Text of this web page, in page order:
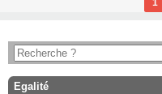
Egalité